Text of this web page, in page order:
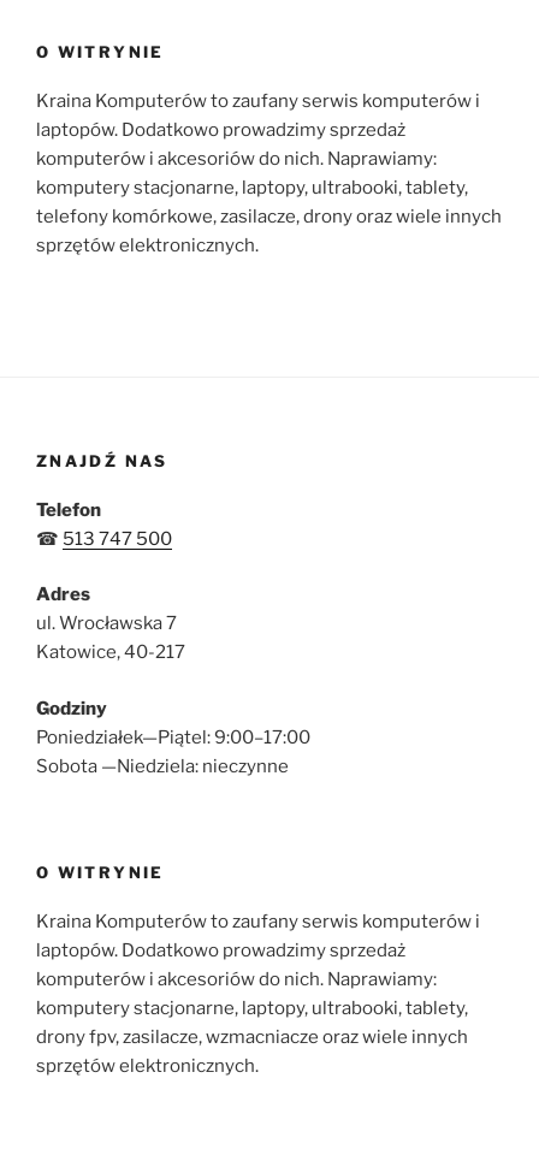
O WITRYNIE
Kraina Komputerów to zaufany serwis komputerów i
laptopów. Dodatkowo prowadzimy sprzedaż
komputerów i akcesoriów do nich. Naprawiamy:
komputery stacjonarne, laptopy, ultrabooki, tablety,
telefony komórkowe, zasilacze, drony oraz wiele innych
sprzętów elektronicznych.
ZNAJDŹ NAS
Telefon
☎ 513 747 500
Adres
ul. Wrocławska 7
Katowice, 40-217
Godziny
Poniedziałek—Piątel: 9:00–17:00
Sobota —Niedziela: nieczynne
O WITRYNIE
Kraina Komputerów to zaufany serwis komputerów i
laptopów. Dodatkowo prowadzimy sprzedaż
komputerów i akcesoriów do nich. Naprawiamy:
komputery stacjonarne, laptopy, ultrabooki, tablety,
drony fpv, zasilacze, wzmacniacze oraz wiele innych
sprzętów elektronicznych.